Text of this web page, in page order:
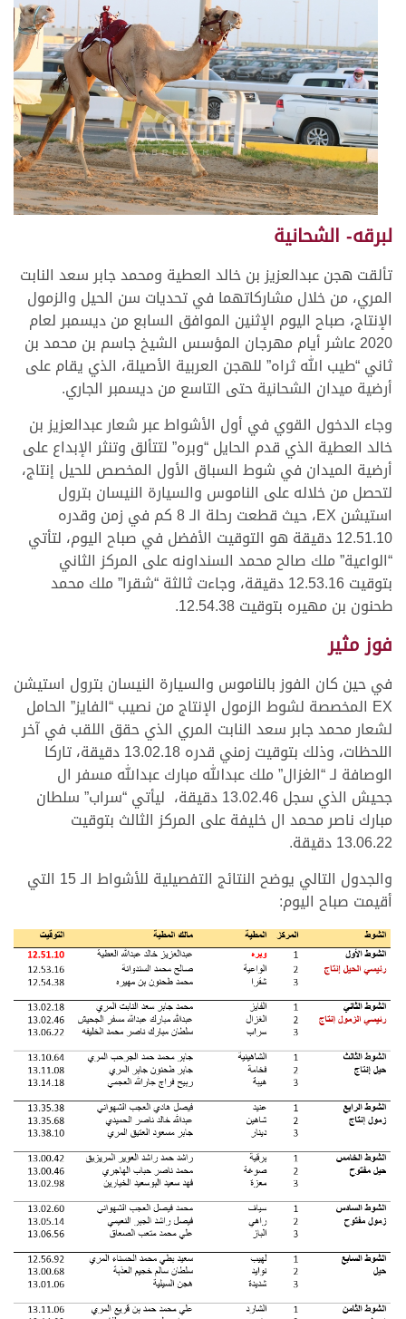
لبرقه- الشحانية
تألقت هجن عبدالعزيز بن خالد العطية ومحمد جابر سعد النابت
المري، من خلال مشاركاتهما في تحديات سن الحيل والزمول
الإنتاج، صباح اليوم الإثنين الموافق السابع من ديسمبر لعام
2020 عاشر أيام مهرجان المؤسس الشيخ جاسم بن محمد بن
ثاني “طيب الله ثراه” للهجن العربية الأصيلة، الذي يقام على
أرضية ميدان الشحانية حتى التاسع من ديسمبر الجاري.
وجاء الدخول القوي في أول الأشواط عبر شعار عبدالعزيز بن
خالد العطية الذي قدم الحايل “وبره” لتتألق وتنثر الإبداع على
أرضية الميدان في شوط السباق الأول المخصص للحيل إنتاج،
لتحصل من خلاله على الناموس والسيارة النيسان بترول
استيشن EX، حيث قطعت رحلة الـ 8 كم في زمن وقدره
12.51.10 دقيقة هو التوقيت الأفضل في صباح اليوم، لتأتي
“الواعية” ملك صالح محمد السنداونه على المركز الثاني
بتوقيت 12.53.16 دقيقة، وجاءت ثالثة “شقرا” ملك محمد
طحنون بن مهيره بتوقيت 12.54.38.
فوز مثير
في حين كان الفوز بالناموس والسيارة النيسان بترول استيشن
EX المخصصة لشوط الزمول الإنتاج من نصيب “الفايز” الحامل
لشعار محمد جابر سعد النابت المري الذي حقق اللقب في آخر
اللحظات، وذلك بتوقيت زمني قدره 13.02.18 دقيقة، تاركا
الوصافة لـ “الغزال” ملك عبدالله مبارك عبدالله مسفر ال
جحيش الذي سجل 13.02.46 دقيقة، ليأتي “سراب” سلطان
مبارك ناصر محمد ال خليفة على المركز الثالث بتوقيت
13.06.22 دقيقة.
والجدول التالي يوضح النتائج التفصيلية للأشواط الـ 15 التي
أقيمت صباح اليوم: